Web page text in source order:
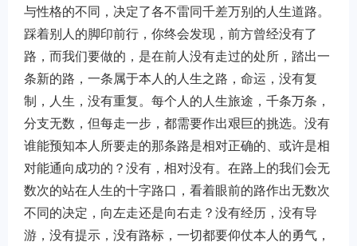
与性格的不同，决定了各不雷同千差万别的人生道路。
踩着别人的脚印前行，你终会发现，前方曾经没有了
路，而我们要做的，是在前人没有走过的处所，踏出一
条新的路，一条属于本人的人生之路，命运，没有复
制，人生，没有重复。每个人的人生旅途，千条万条，
分支无数，但每走一步，都需要作出艰巨的挑选。没有
谁能预知本人所要走的那条路是相对正确的、或许是相
对能通向成功的？没有，相对没有。在路上的我们会无
数次的站在人生的十字路口，看着眼前的路作出无数次
不同的决定，向左走还是向右走？没有经历，没有导
游，没有提示，没有路标，一切都要仰仗本人的勇气，